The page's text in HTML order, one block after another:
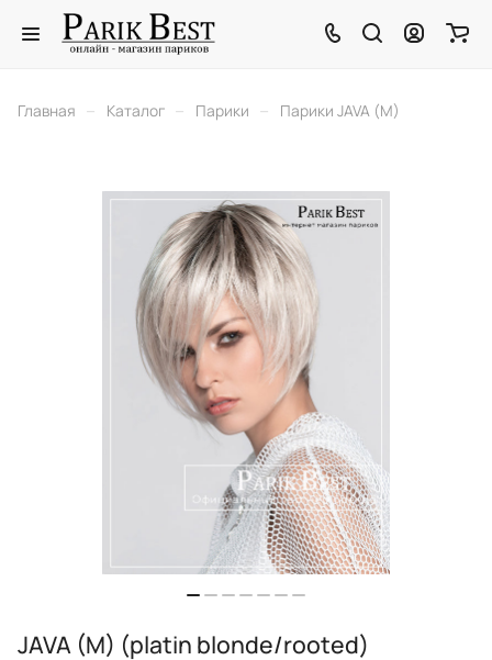
Главная – Каталог – Парики – Парики JAVA (M)
JAVA (M) (platin blonde/rooted)